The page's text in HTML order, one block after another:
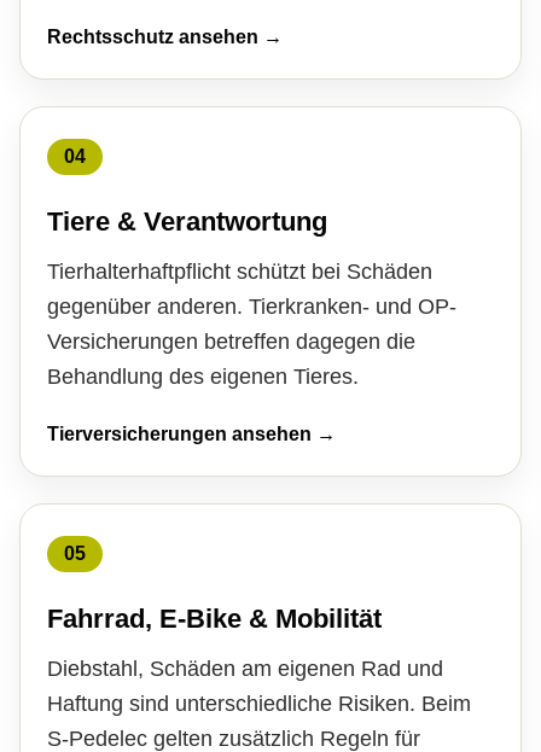
Rechtsschutz ansehen →
04
Tiere & Verantwortung
Tierhalterhaftpflicht schützt bei Schäden
gegenüber anderen. Tierkranken- und OP-
Versicherungen betreffen dagegen die
Behandlung des eigenen Tieres.
Tierversicherungen ansehen →
05
Fahrrad, E-Bike & Mobilität
Diebstahl, Schäden am eigenen Rad und
Haftung sind unterschiedliche Risiken. Beim
S-Pedelec gelten zusätzlich Regeln für